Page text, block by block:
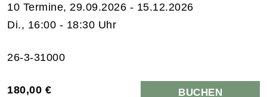
10 Termine, 29.09.2026 - 15.12.2026
Di., 16:00 - 18:30 Uhr
26-3-31000
180,00 € BUCHEN